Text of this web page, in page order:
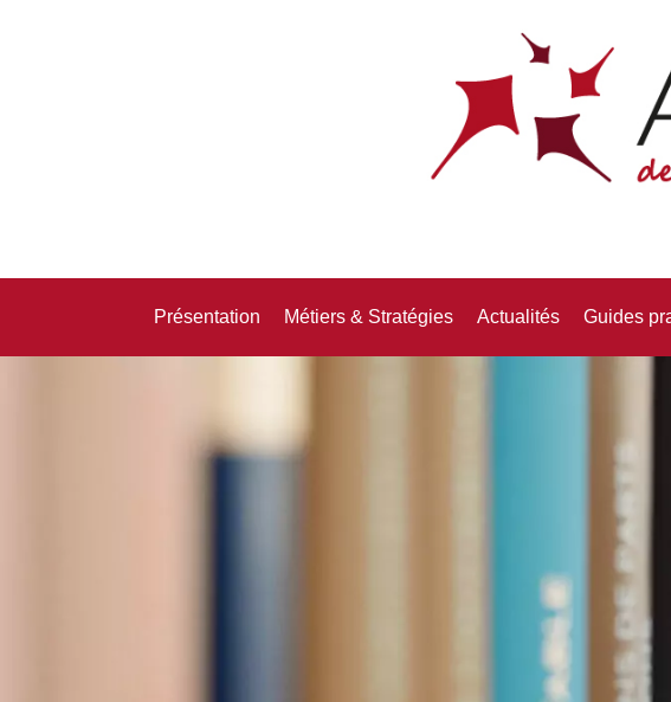
Présentation Métiers & Stratégies Actualités Guides